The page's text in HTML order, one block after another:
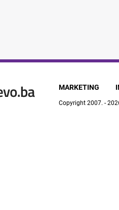
MARKETING
Copyright 2007. -